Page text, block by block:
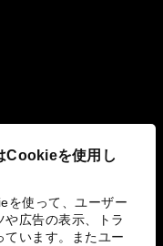
Cookieを使用し
を使って、ユーザー
広告の表示、トラ
ています。またユー